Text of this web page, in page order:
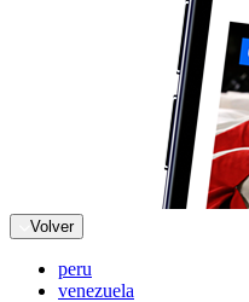
Volver
peru
venezuela